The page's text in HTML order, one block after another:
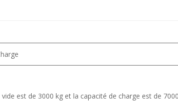
est de 3000 kg et la capacité de charge est de